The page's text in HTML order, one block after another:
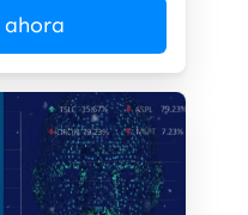
ahora